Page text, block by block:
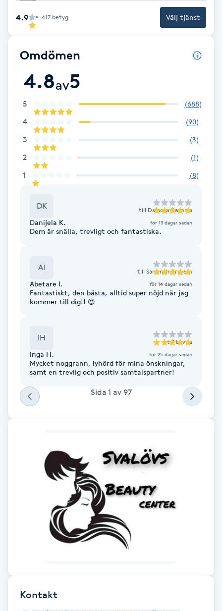
Fransrengöring
Friskvårdsmassage
Funktionsanalys
Färgning
Föning
Gel naglar
Gelenaglar
Gellack med förstärkning
Gua Sha-massage
4.9 417 betyg Välj tjänst
Omdömen
4.8av5
5 (688)
4 (90)
3 (3)
2 (1)
1 (8)
DK till Dainora Gavenia
Danijela K. för 13 dagar sedan
Dem är snälla, trevligt och fantastiska.
AI till Sammah Krayem
Abetare I. för 14 dagar sedan
Fantastiskt, den bästa, alltid super nöjd när jag
kommer till dig!! 😍
IH till Lovisa
Inga H. för 25 dagar sedan
Mycket noggrann, lyhörd för mina önskningar,
samt en trevlig och positiv samtalspartner!
Sida 1 av 97
Kontakt